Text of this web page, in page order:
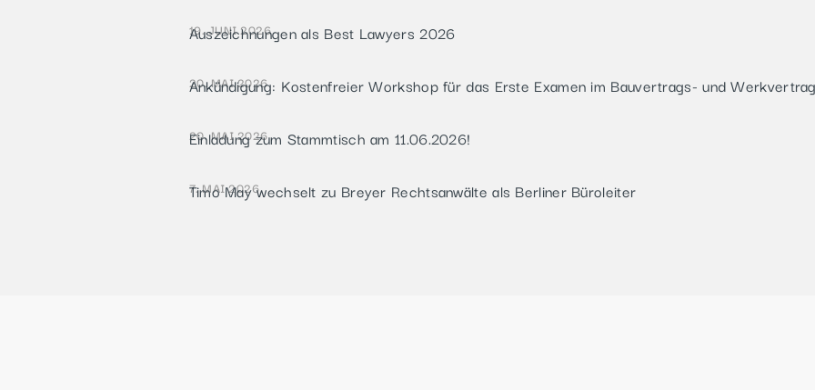
19. JUNI 2026
Auszeichnungen als Best Lawyers 2026
20. MAI 2026
Ankündigung: Kostenfreier Workshop für das Erste Examen im Bauvertrags- und
20. MAI 2026
Einladung zum Stammtisch am 11.06.2026!
7. MAI 2026
Timo May wechselt zu Breyer Rechtsanwälte als Berliner Büroleiter